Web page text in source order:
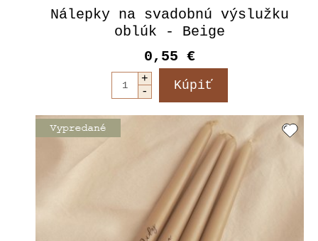
Nálepky na svadobnú výslužku
oblúk - Beige
0,55 €